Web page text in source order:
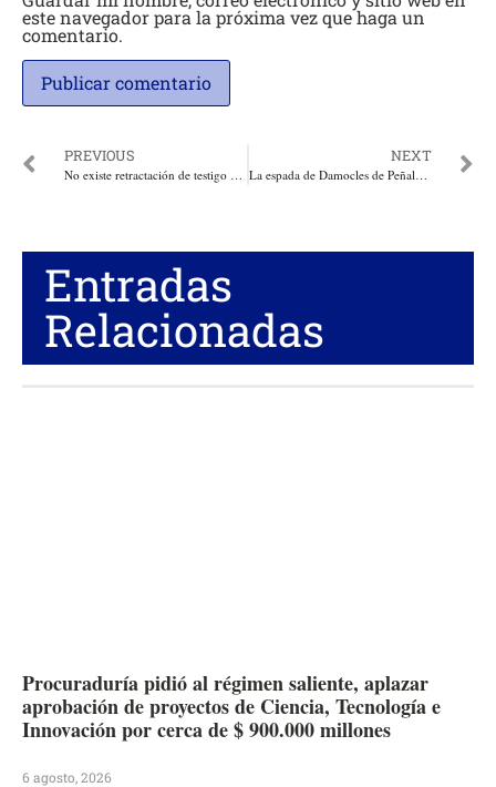
este navegador para la próxima vez que haga un
comentario.
PREVIOUS
No existe retractación de testigo Burgos contra Benedetti. Fiscalía no se prestará a Justicia Show
NEXT
La espada de Damocles de Peñalosa. Por: Tatiana Cabello Flórez*
Entradas
Relacionadas
Procuraduría pidió al régimen saliente, aplazar
aprobación de proyectos de Ciencia, Tecnología e
Innovación por cerca de $ 900.000 millones
6 agosto, 2026